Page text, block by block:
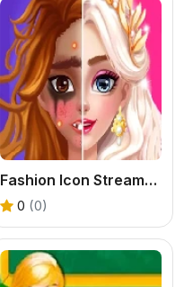
Fashion Icon Streamer Makeover
0 (0)